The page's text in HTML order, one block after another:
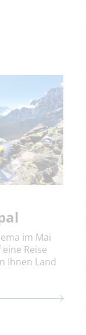
im Mai
Reise
Ihnen Land